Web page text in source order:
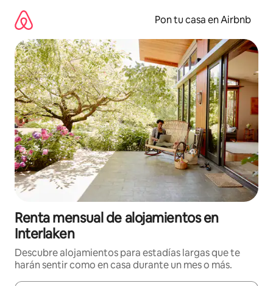
contenido
Pon tu casa en Airbnb
Renta mensual de alojamientos en
Interlaken
Descubre alojamientos para estadías largas que te
harán sentir como en casa durante un mes o más.